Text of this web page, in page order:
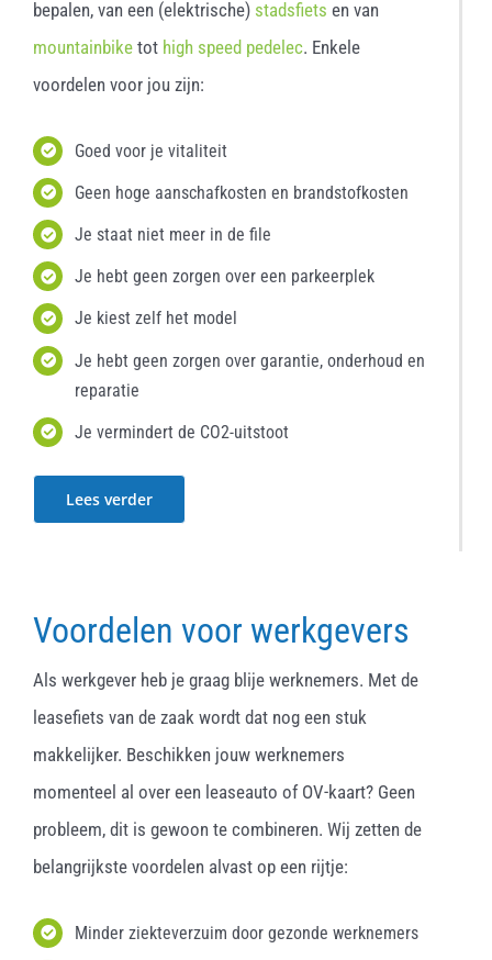
bepalen, van een (elektrische) stadsfiets en van
mountainbiketot high speed pedelec. Enkele
voordelen voor jou zijn:
Goed voor je vitaliteit
Geen hoge aanschafkosten en brandstofkosten
Je staat niet meer in de file
Je hebt geen zorgen over een parkeerplek
Je kiest zelf het model
Je hebt geen zorgen over garantie, onderhoud en
reparatie
Je vermindert de CO2-uitstoot
Lees verder
Voordelen voor werkgevers
Als werkgever heb je graag blije werknemers. Met de
leasefiets van de zaak wordt dat nog een stuk
makkelijker. Beschikken jouw werknemers
momenteel al over een leaseauto of OV-kaart? Geen
probleem, dit is gewoon te combineren. Wij zetten de
belangrijkste voordelen alvast op een rijtje:
Minder ziekteverzuim door gezonde werknemers